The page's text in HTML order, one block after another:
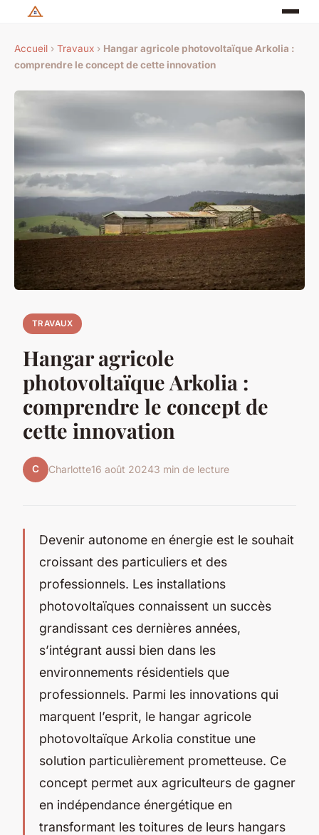
Accueil › Travaux › Hangar agricole photovoltaïque Arkolia :
comprendre le concept de cette innovation
TRAVAUX
Hangar agricole
photovoltaïque Arkolia :
comprendre le concept de
cette innovation
C Charlotte16 août 20243 min de lecture
Devenir autonome en énergie est le souhait
croissant des particuliers et des
professionnels. Les installations
photovoltaïques connaissent un succès
grandissant ces dernières années,
s’intégrant aussi bien dans les
environnements résidentiels que
professionnels. Parmi les innovations qui
marquent l’esprit, le hangar agricole
photovoltaïque Arkolia constitue une
solution particulièrement prometteuse. Ce
concept permet aux agriculteurs de gagner
en indépendance énergétique en
transformant les toitures de leurs hangars